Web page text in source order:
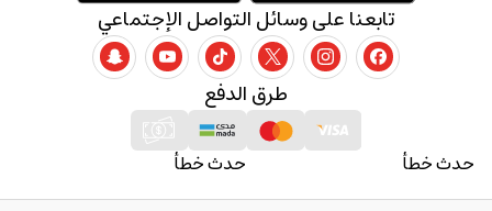
حدث خطأ حدث خطأ
طرق الدفع
تابعنا على وسائل التواصل الإجتماعي